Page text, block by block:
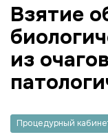
Взятие
из
Процедурный